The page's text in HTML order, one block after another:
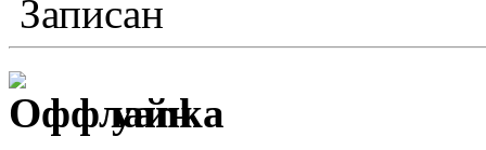
Записан
yanka